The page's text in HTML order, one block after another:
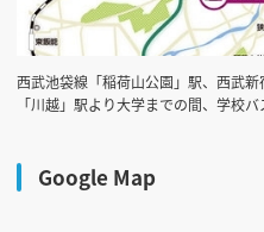
西武池袋線「稲荷山公園」駅、西武
「川越」駅より大学までの間、学校バ
Google Map